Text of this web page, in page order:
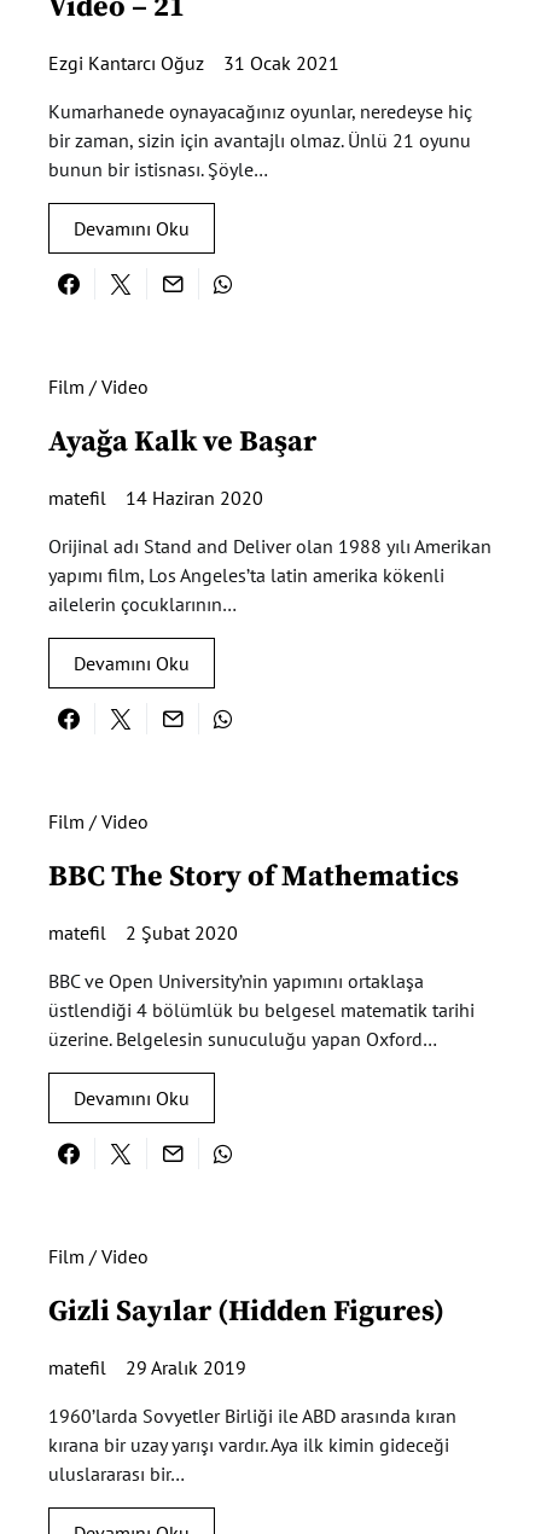
Ezgi Kantarcı Oğuz
31 Ocak 2021
Kumarhanede oynayacağınız oyunlar, neredeyse hiç
bir zaman, sizin için avantajlı olmaz. Ünlü 21 oyunu
bunun bir istisnası. Şöyle…
Devamını Oku
Film / Video
Ayağa Kalk ve Başar
matefil
14 Haziran 2020
Orijinal adı Stand and Deliver olan 1988 yılı Amerikan
yapımı film, Los Angeles’ta latin amerika kökenli
ailelerin çocuklarının…
Devamını Oku
Film / Video
BBC The Story of Mathematics
matefil
2 Şubat 2020
BBC ve Open University’nin yapımını ortaklaşa
üstlendiği 4 bölümlük bu belgesel matematik tarihi
üzerine. Belgelesin sunuculuğu yapan Oxford…
Devamını Oku
Film / Video
Gizli Sayılar (Hidden Figures)
matefil
29 Aralık 2019
1960’larda Sovyetler Birliği ile ABD arasında kıran
kırana bir uzay yarışı vardır. Aya ilk kimin gideceği
uluslararası bir…